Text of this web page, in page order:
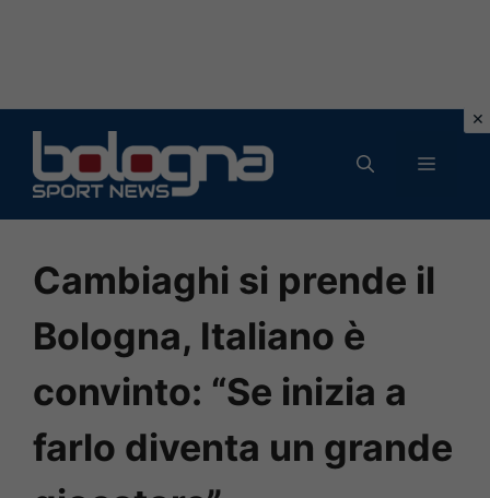
contenuto
MENU
Cambiaghi si prende il
Bologna, Italiano è
convinto: “Se inizia a
farlo diventa un grande